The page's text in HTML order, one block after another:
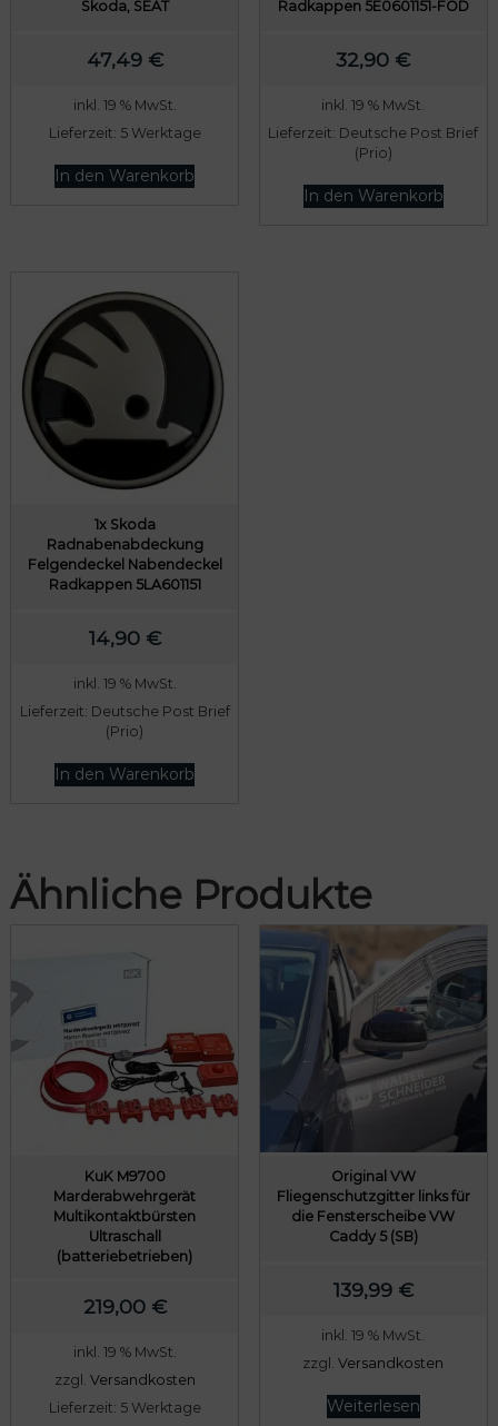
Skoda, SEAT
47,49 €
inkl. 19 % MwSt.
Lieferzeit: 5 Werktage
In den Warenkorb
Radkappen 5E0601151-FOD
32,90 €
inkl. 19 % MwSt.
Lieferzeit: Deutsche Post Brief
(Prio)
In den Warenkorb
1x Skoda
Radnabenabdeckung
Felgendeckel Nabendeckel
Radkappen 5LA601151
14,90 €
inkl. 19 % MwSt.
Lieferzeit: Deutsche Post Brief
(Prio)
In den Warenkorb
Ähnliche Produkte
KuK M9700
Marderabwehrgerät
Multikontaktbürsten
Ultraschall
(batteriebetrieben)
219,00 €
inkl. 19 % MwSt.
zzgl. Versandkosten
Lieferzeit: 5 Werktage
Original VW
Fliegenschutzgitter links für
die Fensterscheibe VW
Caddy 5 (SB)
139,99 €
inkl. 19 % MwSt.
zzgl.Versandkosten
Weiterlesen